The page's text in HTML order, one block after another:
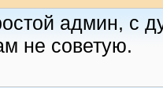
админ, с
не советую.